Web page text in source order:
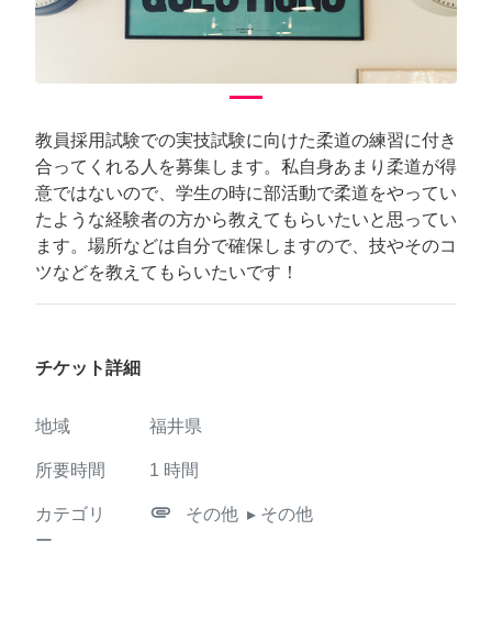
教員採用試験での実技試験に向けた柔道の練習に付き
合ってくれる人を募集します。私自身あまり柔道が得
意ではないので、学生の時に部活動で柔道をやってい
たような経験者の方から教えてもらいたいと思ってい
ます。場所などは自分で確保しますので、技やそのコ
ツなどを教えてもらいたいです！
チケット詳細
地域 福井県
所要時間 1 時間
カテゴリ
ー
attachment その他 ▸ その他